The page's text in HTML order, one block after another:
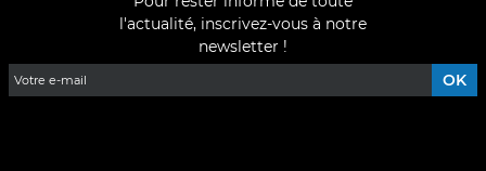
l'actualité, inscrivez-vous à notre
newsletter !